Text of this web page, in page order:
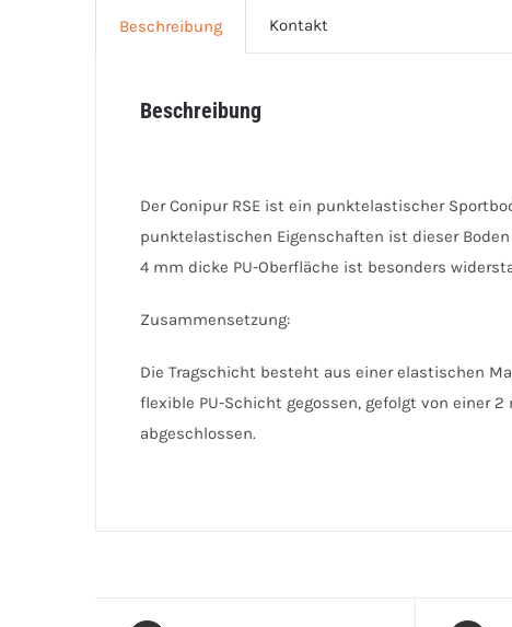
Beschreibung Kontakt
Beschreibung
Der Conipur RSE ist ein punktelastischer
punktelastischen Eigenschaften ist dieser
4 mm dicke PU-Oberfläche ist besonders
Zusammensetzung:
Die Tragschicht besteht aus einer elastischen
flexible PU-Schicht gegossen, gefolgt von einer
abgeschlossen.